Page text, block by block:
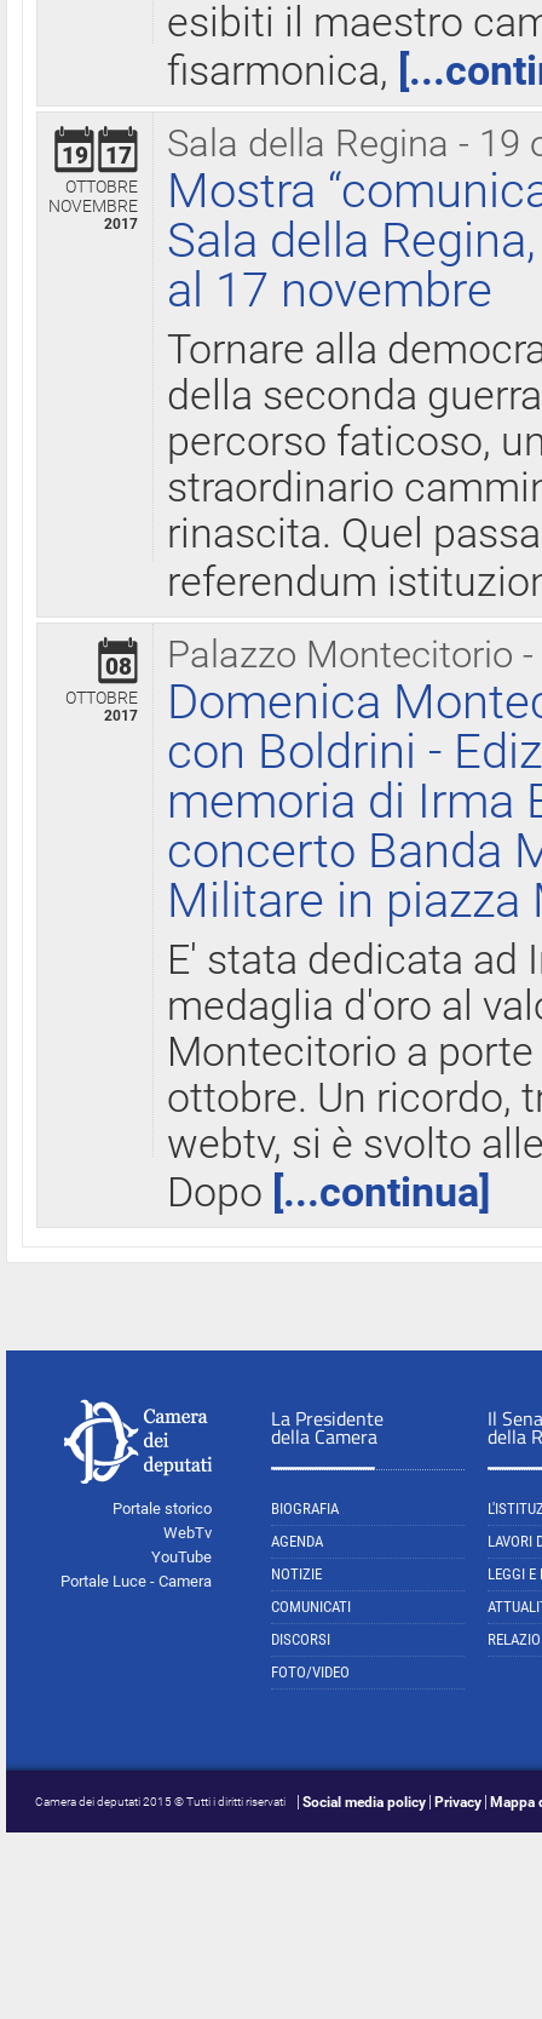
esibiti il maestro
fisarmonica,
Sala della Regina - 19
19 17
OTTOBRE
NOVEMBRE
2017
Mostra
Sala della
al 17 novembre
Tornare alla
della seconda
percorso faticoso,
straordinario
rinascita. Quel
referendum
Palazzo Montecitorio
08
OTTOBRE
2017
Domenica
con Boldrini -
memoria di Irma
concerto Banda
Militare in
E' stata dedicata ad
medaglia d'oro al
Montecitorio a
ottobre. Un ricordo,
webtv, si è svolto
Dopo [...continua]
Portale storico
WebTv
YouTube
Portale Luce - Camera
La Presidente
della Camera
BIOGRAFIA
AGENDA
NOTIZIE
COMUNICATI
DISCORSI
FOTO/VIDEO
Il
della
LAVORI
LEGGI E
Camera dei deputati 2015 © Tutti i diritti riservati Social media policy Privacy Mappa